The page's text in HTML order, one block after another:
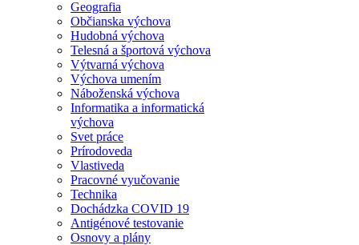
Geografia
Občianska výchova
Hudobná výchova
Telesná a športová výchova
Výtvarná výchova
Výchova umením
Náboženská výchova
Informatika a informatická
výchova
Svet práce
Prírodoveda
Vlastiveda
Pracovné vyučovanie
Technika
Dochádzka COVID 19
Antigénové testovanie
Osnovy a plány